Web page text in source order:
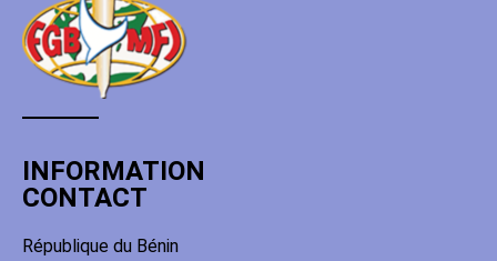
INFORMATION
CONTACT
République du Bénin